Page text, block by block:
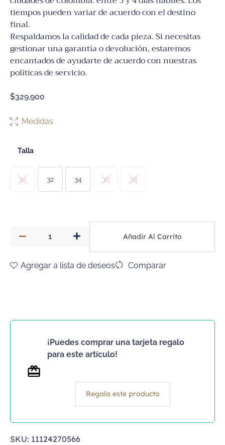
tiempos pueden variar de acuerdo con el destino
final.
Respaldamos la calidad de cada pieza. Si necesitas
gestionar una garantía o devolución, estaremos
encantados de ayudarte de acuerdo con nuestras
políticas de servicio.
$329,900
Medidas
Talla
30 32 34 36 38
Añadir Al Carrito
Agregar a lista de deseos Comparar
¡Puedes comprar una tarjeta regalo
para este artículo!
Regala este producto
SKU: 11124270566